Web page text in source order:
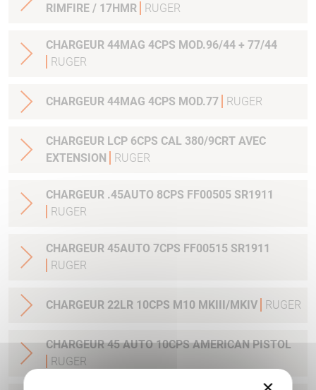
RIMFIRE / 17HMR
RUGER
CHARGEUR 44MAG 4CPS MOD.96/44 + 77/44
RUGER
CHARGEUR 44MAG 4CPS MOD.77 RUGER
CHARGEUR LCP 6CPS CAL 380/9CRT AVEC
EXTENSION
RUGER
CHARGEUR .45AUTO 8CPS FF00505 SR1911
RUGER
CHARGEUR 45AUTO 7CPS FF00515 SR1911
RUGER
CHARGEUR 22LR 10CPS M10 MKIII/MKIV RUGER
CHARGEUR 45 AUTO 10CPS AMERICAN PISTOL
RUGER